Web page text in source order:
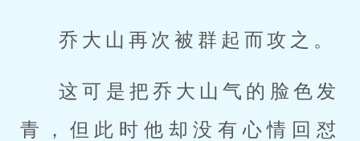
乔大山再次被群起而攻之。
这可是把乔大山气的脸色发
青，但此时他却没有心情回怼